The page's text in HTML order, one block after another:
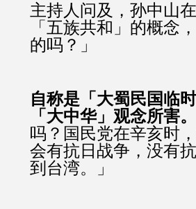
主持人问及，孙中山
「五族共和」的概念
的吗？」
自称是「大蜀民国临
「大中华」观念所害。
吗？国民党在辛亥时
会有抗日战争，没有
到台湾。」